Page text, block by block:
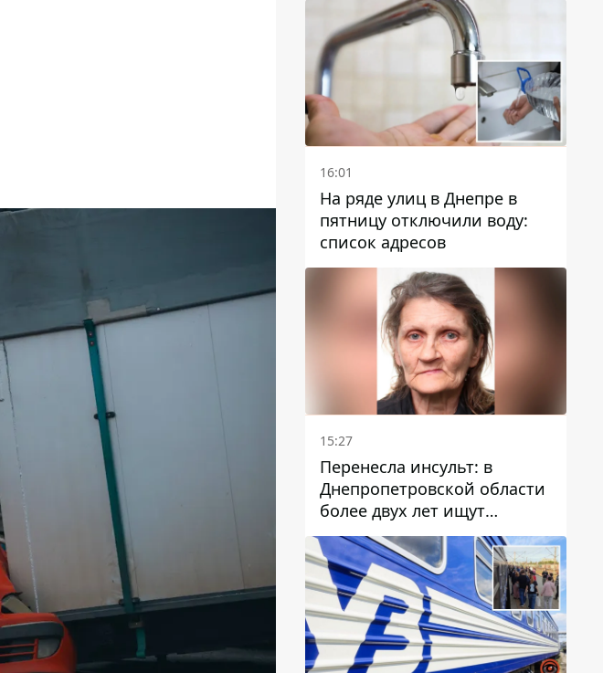
16:01
На ряде улиц в Днепре в
пятницу отключили воду:
список адресов
15:27
Перенесла инсульт: в
Днепропетровской области
более двух лет ищут
пропавшую женщину